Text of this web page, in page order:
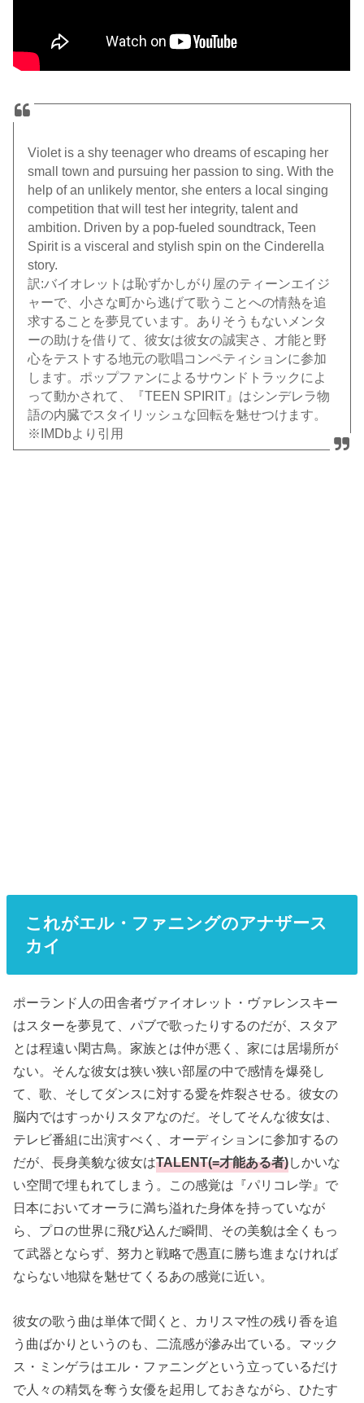
Violet is a shy teenager who dreams of escaping her
small town and pursuing her passion to sing. With the
help of an unlikely mentor, she enters a local singing
competition that will test her integrity, talent and
ambition. Driven by a pop-fueled soundtrack, Teen
Spirit is a visceral and stylish spin on the Cinderella
story.
訳:バイオレットは恥ずかしがり屋のティーンエイジ
ャーで、小さな町から逃げて歌うことへの情熱を追
求することを夢見ています。ありそうもないメンタ
ーの助けを借りて、彼女は彼女の誠実さ、才能と野
心をテストする地元の歌唱コンペティションに参加
します。ポップファンによるサウンドトラックによ
って動かされて、『TEEN SPIRIT』はシンデレラ物
語の内臓でスタイリッシュな回転を魅せつけます。
※IMDbより引用
これがエル・ファニングのアナザース
カイ
ポーランド人の田舎者ヴァイオレット・ヴァレンスキー
はスターを夢見て、パブで歌ったりするのだが、スタア
とは程遠い閑古鳥。家族とは仲が悪く、家には居場所が
ない。そんな彼女は狭い狭い部屋の中で感情を爆発し
て、歌、そしてダンスに対する愛を炸裂させる。彼女の
脳内ではすっかりスタアなのだ。そしてそんな彼女は、
テレビ番組に出演すべく、オーディションに参加するの
だが、長身美貌な彼女はTALENT(=才能ある者)しかいな
い空間で埋もれてしまう。この感覚は『パリコレ学』で
日本においてオーラに満ち溢れた身体を持っていなが
ら、プロの世界に飛び込んだ瞬間、その美貌は全くもっ
て武器とならず、努力と戦略で愚直に勝ち進まなければ
ならない地獄を魅せてくるあの感覚に近い。
彼女の歌う曲は単体で聞くと、カリスマ性の残り香を追
う曲ばかりというのも、二流感が滲み出ている。マック
ス・ミンゲラはエル・ファニングという立っているだけ
で人々の精気を奪う女優を起用しておきながら、ひたす